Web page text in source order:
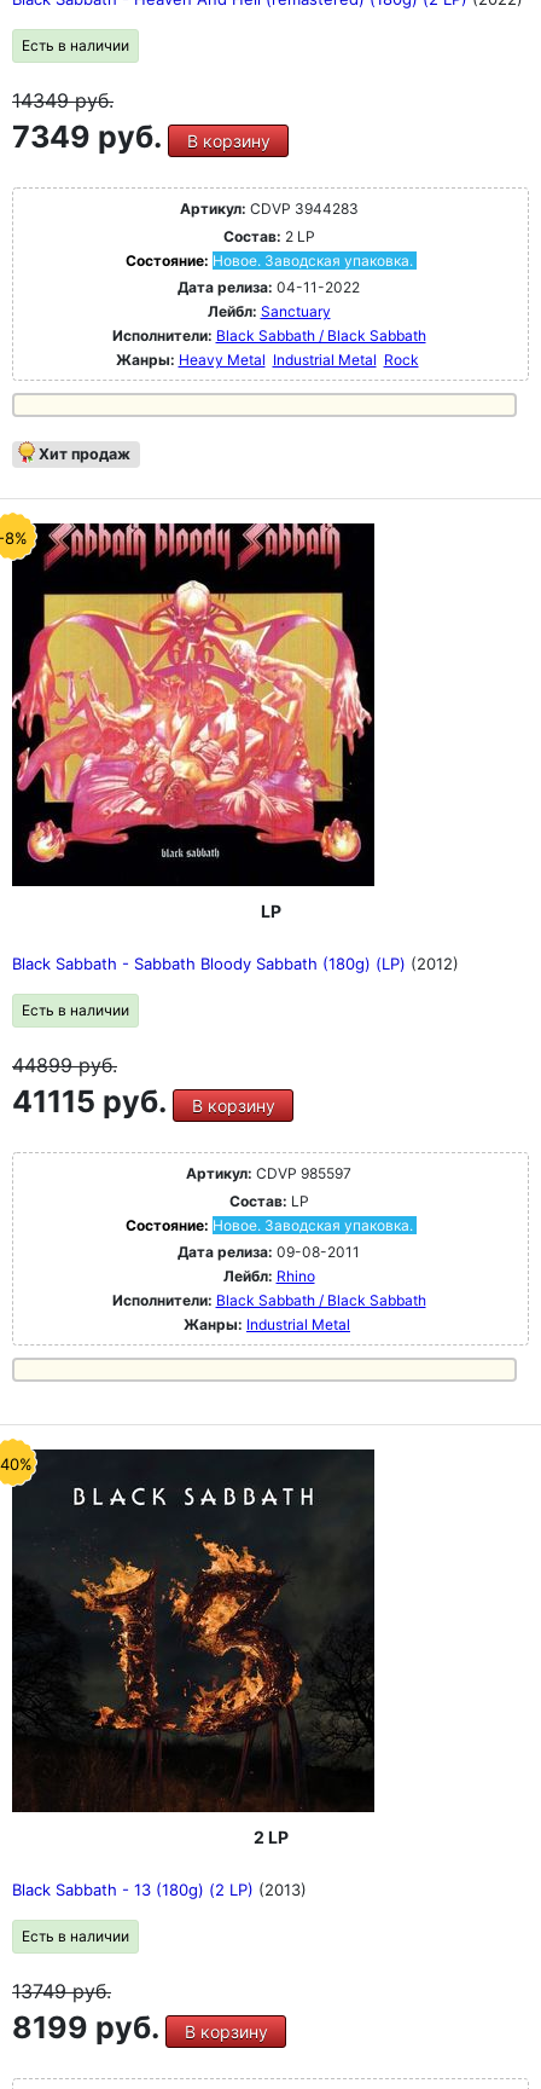
Есть в наличии
14349руб.
7349 руб. В корзину
Артикул: CDVP 3944283
Состав: 2 LP
Состояние: Новое. Заводская упаковка.
Дата релиза: 04-11-2022
Лейбл: Sanctuary
Исполнители: Black Sabbath / Black Sabbath
Жанры: Heavy Metal Industrial Metal Rock
Хит продаж
8%
LP
Black Sabbath - Sabbath Bloody Sabbath (180g) (LP) (2012)
Есть в наличии
44899руб.
41115 руб. В корзину
Артикул: CDVP 985597
Состав: LP
Состояние: Новое. Заводская упаковка.
Дата релиза: 09-08-2011
Лейбл: Rhino
Исполнители: Black Sabbath / Black Sabbath
Жанры: Industrial Metal
2 LP
Black Sabbath - 13 (180g) (2 LP) (2013)
Есть в наличии
13749руб.
8199 руб. В корзину